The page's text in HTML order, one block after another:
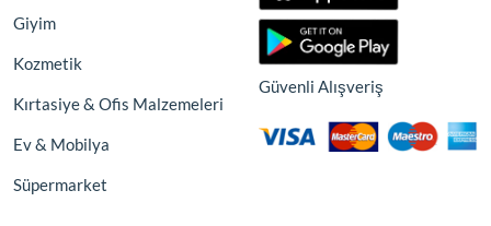
Giyim
Kozmetik
Kırtasiye & Ofis Malzemeleri
Ev & Mobilya
Süpermarket
Güvenli Alışveriş